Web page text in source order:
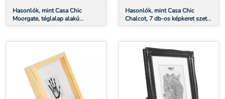
Hasonlók, mint Casa Chic
Moorgate, téglalap alakú
képkeret, 1 keret 3 képhez, 15 x
Hasonlók, mint Casa Chic
Chalcot, 7 db-os képkeret szett,
3 méret, téglalap alakú,